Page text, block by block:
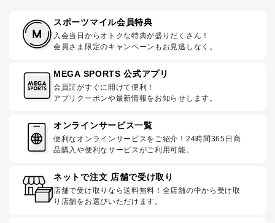
スポーツマイル会員特典
入会当日からオトクな特典が盛りだくさん！
会員さま限定のキャンペーンもお見逃しなく。
MEGA SPORTS 公式アプリ
会員証がすぐに開けて便利！
アプリクーポンや最新情報をお知らせします。
オンラインサービス一覧
便利なオンラインサービスをご紹介！24時間365日商
品購入や便利なサービスがご利用可能。
ネットで注文 店舗で受け取り
店舗で受け取りなら送料無料！全店舗の中から受け取
り店舗をお選びいただけます。